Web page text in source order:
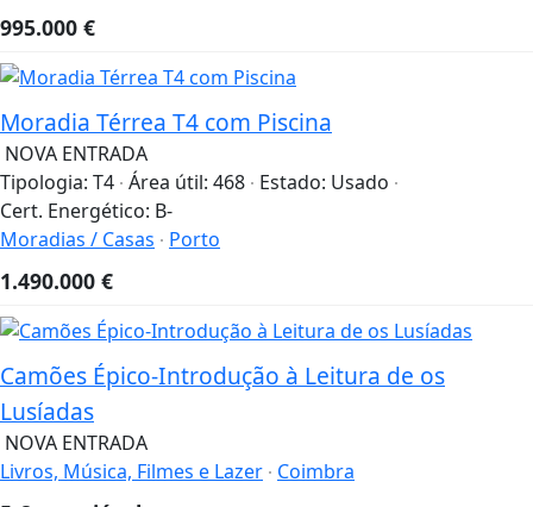
995.000 €
Moradia Térrea T4 com Piscina
NOVA ENTRADA
Tipologia: T4 Área útil: 468 Estado: Usado
Cert. Energético: B-
Moradias / Casas
Porto
1.490.000 €
Camões Épico-Introdução à Leitura de os
Lusíadas
NOVA ENTRADA
Livros, Música, Filmes e Lazer Coimbra